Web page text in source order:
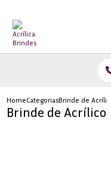
HomeCategoriasBrinde de Acrílico
Brinde de Acrílico